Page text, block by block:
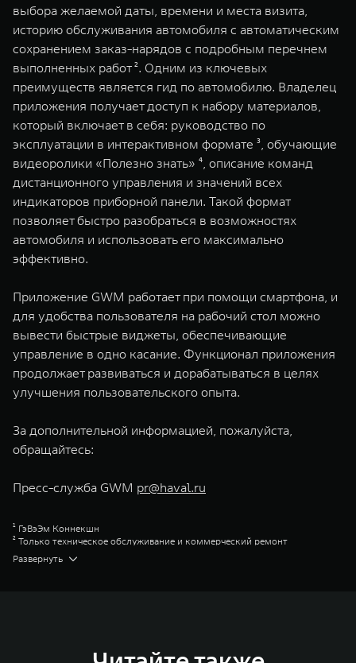
выбора желаемой даты, времени и места визита,
историю обслуживания автомобиля с автоматическим
сохранением заказ-нарядов с подробным перечнем
выполненных работ ². Одним из ключевых
преимуществ является гид по автомобилю. Владелец
приложения получает доступ к набору материалов,
который включает в себя: руководство по
эксплуатации в интерактивном формате ³, обучающие
видеоролики «Полезно знать» ⁴, описание команд
дистанционного управления и значений всех
индикаторов приборной панели. Такой формат
позволяет быстро разобраться в возможностях
автомобиля и использовать его максимально
эффективно.
Приложение GWM работает при помощи смартфона, и
для удобства пользователя на рабочий стол можно
вывести быстрые виджеты, обеспечивающие
управление в одно касание. Функционал приложения
продолжает развиваться и дорабатываться в целях
улучшения пользовательского опыта.
За дополнительной информацией, пожалуйста,
обращайтесь:
Пресс-служба GWM pr@haval.ru
¹ ГэВэЭм Коннекшн
² Только техническое обслуживание и коммерческий ремонт
³ Доступно для ограниченного перечня моделей
⁴ Доступно для ограниченного перечня моделей
производство, продажу и обслуживание автомобилей и запчастей.
Развернуть